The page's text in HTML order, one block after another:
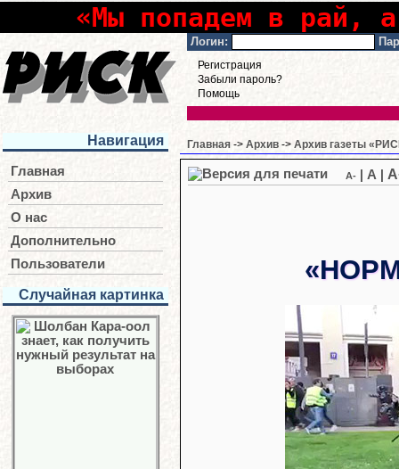
«Мы попадем в рай,
Логин:
Регистрация
Забыли пароль?
Помощь
Навигация
Главная
Архив
О нас
Дополнительно
Пользователи
Случайная картинка
Главная -> Архив -> Архив газеты
A- A